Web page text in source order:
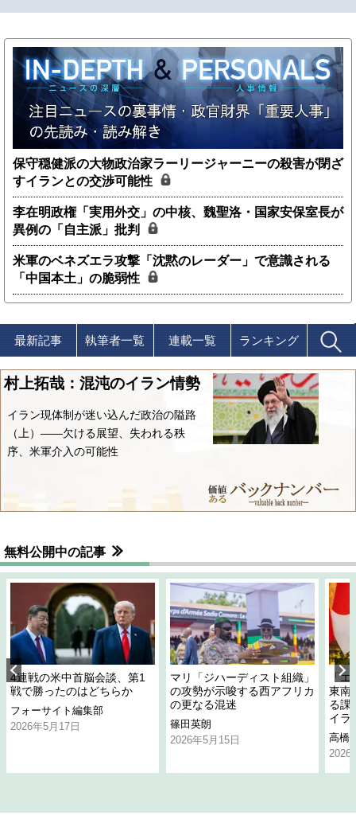
保守穏健派の大物政治家ラーリージャーニーの殺害が閉ざ
すイランとの交渉可能性
李在明政権「実用外交」の中核、魏聖洛・国家安保室長が
異例の「自主派」批判
米軍のベネズエラ攻撃「沈黙のレーダー」で意識される
「中国本土」の脆弱性
最新記事 執筆者一覧 連載一覧 ランキング
村上拓哉：混沌のイラン情勢
イラン現体制が迷い込んだ政治の隘路
（上）――欠ける展望、失われる秩
序、米軍介入の可能性
無料公開中の記事
4連戦の米中首脳会談、第1
戦で勝ったのはどちらか
フォーサイト編集部
2026年5月17日
マリ「ジハーディスト組織」
の攻勢が示唆する西アフリカ
の更なる混迷
篠田英朗
2026年5月15日
「
東南
る課
イラ
高橋
2026